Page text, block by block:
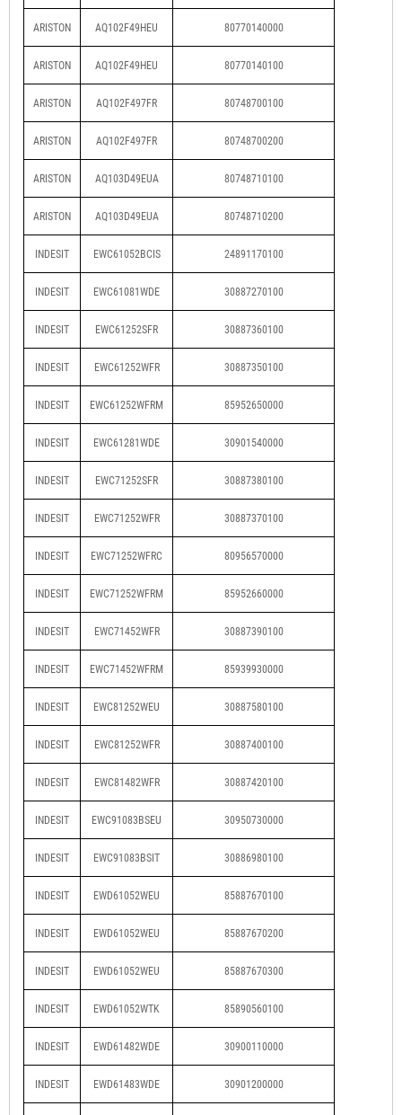
ARISTON AQ102F49HEU 80770140000
ARISTON AQ102F49HEU 80770140100
ARISTON AQ102F497FR 80748700100
ARISTON AQ102F497FR 80748700200
ARISTON AQ103D49EUA 80748710100
ARISTON AQ103D49EUA 80748710200
INDESIT EWC61052BCIS 24891170100
INDESIT EWC61081WDE 30887270100
INDESIT EWC61252SFR 30887360100
INDESIT EWC61252WFR 30887350100
INDESIT EWC61252WFRM 85952650000
INDESIT EWC61281WDE 30901540000
INDESIT EWC71252SFR 30887380100
INDESIT EWC71252WFR 30887370100
INDESIT EWC71252WFRC 80956570000
INDESIT EWC71252WFRM 85952660000
INDESIT EWC71452WFR 30887390100
INDESIT EWC71452WFRM 85939930000
INDESIT EWC81252WEU 30887580100
INDESIT EWC81252WFR 30887400100
INDESIT EWC81482WFR 30887420100
INDESIT EWC91083BSEU 30950730000
INDESIT EWC91083BSIT 30886980100
INDESIT EWD61052WEU 85887670100
INDESIT EWD61052WEU 85887670200
INDESIT EWD61052WEU 85887670300
INDESIT EWD61052WTK 85890560100
INDESIT EWD61482WDE 30900110000
INDESIT EWD61483WDE 30901200000